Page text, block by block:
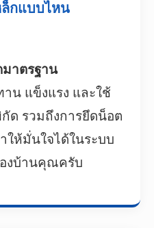
ล็กแบบไหน
มาตรฐาน
น แข็งแรง และใช้
ด รวมถึงการยึดน็อต
ห้มั่นใจได้ในระบบ
งบ้านคุณครับ